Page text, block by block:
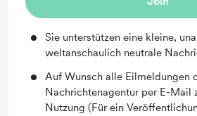
Sie unterstützen eine kleine,
weltanschaulich neutrale
Auf Wunsch alle Eilmeldungen
Nachrichtenagentur per E-Mail
Nutzung (Für ein